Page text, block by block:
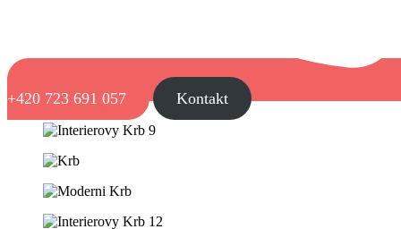
+420 723 691 057 Kontakt